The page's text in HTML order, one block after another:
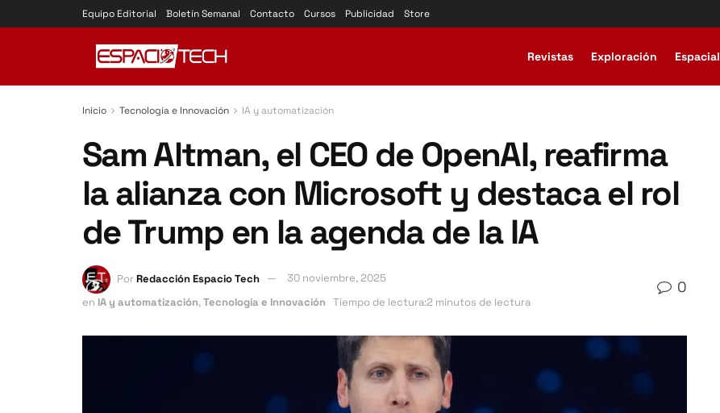
Equipo Editorial Boletín Semanal Contacto Cursos Publicidad Store
Revistas Exploración Espacial
Inicio Tecnología e Innovación IA y automatización
Sam Altman, el CEO de OpenAI, reafirma
la alianza con Microsoft y destaca el rol
de Trump en la agenda de la IA
PorRedacción Espacio Tech
30 noviembre, 2025
en IA y automatización,Tecnología e Innovación Tiempo de lectura:2 minutos de lectura
0